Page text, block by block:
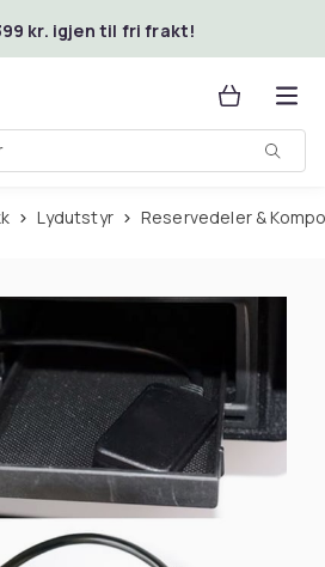
kr. igjen til fri frakt!
Lydutstyr Reservedeler &